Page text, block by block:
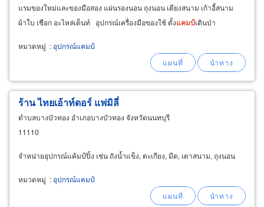
แรมของใหม่และของมือสอง แผ่นรองนอน ถุงนอน เตียงสนาม เก้าอี้สนาม
ผ้าใบ เชือก อะไหล่เต็นท์ อุปกรณ์เครื่องมือของใช้ ตั้งแคมป์เดินป่า
หมวดหมู่ : อุปกรณ์แคมป์
ร้าน ไทยเอ้าท์ดอร์ แฟมิลี่
ตำบลบางบัวทอง อำเภอบางบัวทอง จังหวัดนนทบุรี
11110
จำหน่ายอุปกรณ์แค้มป์ปิ้ง เช่น ถังน้ำแข็ง, ตะเกียง, มีด, เตาสนาม, ถุงนอน
หมวดหมู่ : อุปกรณ์แคมป์